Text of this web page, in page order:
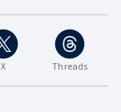
X Threads